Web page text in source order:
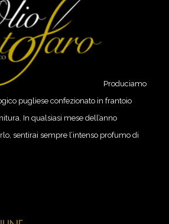
Produciamo
pugliese confezionato in frantoio
In qualsiasi mese dell’anno
sentirai sempre l’intenso profumo di